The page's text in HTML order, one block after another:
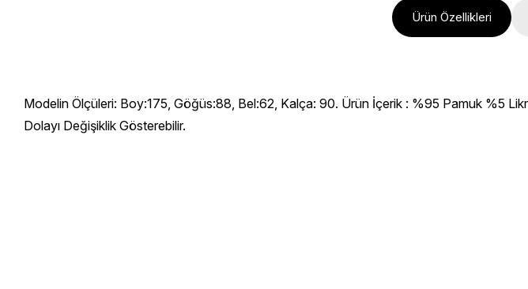
Ürün Özellikleri
Modelin Ölçüleri: Boy:175, Göğüs:88, Bel:62, Kalça: 90. Ürün İçerik : %95 Pamuk %5
Dolayı Değişiklik Gösterebilir.